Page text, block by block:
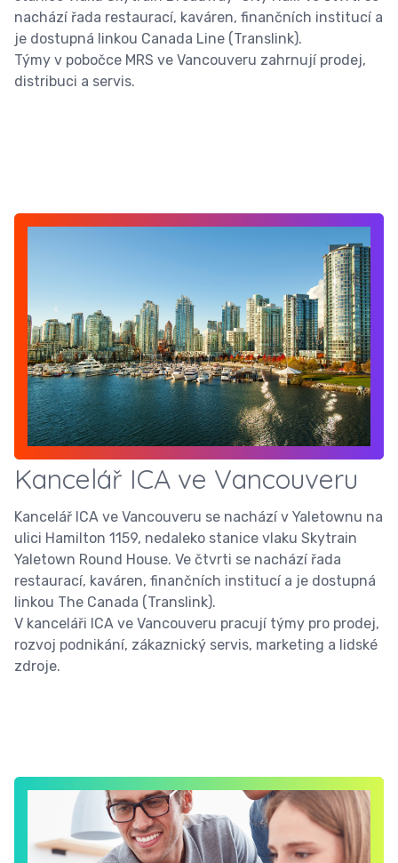
nachází řada restaurací, kaváren, finančních institucí a
je dostupná linkou Canada Line (Translink).
Týmy v pobočce MRS ve Vancouveru zahrnují prodej,
distribuci a servis.
Kancelář ICA ve Vancouveru
Kancelář ICA ve Vancouveru se nachází v Yaletownu na
ulici Hamilton 1159, nedaleko stanice vlaku Skytrain
Yaletown Round House. Ve čtvrti se nachází řada
restaurací, kaváren, finančních institucí a je dostupná
linkou The Canada (Translink).
V kanceláři ICA ve Vancouveru pracují týmy pro prodej,
rozvoj podnikání, zákaznický servis, marketing a lidské
zdroje.